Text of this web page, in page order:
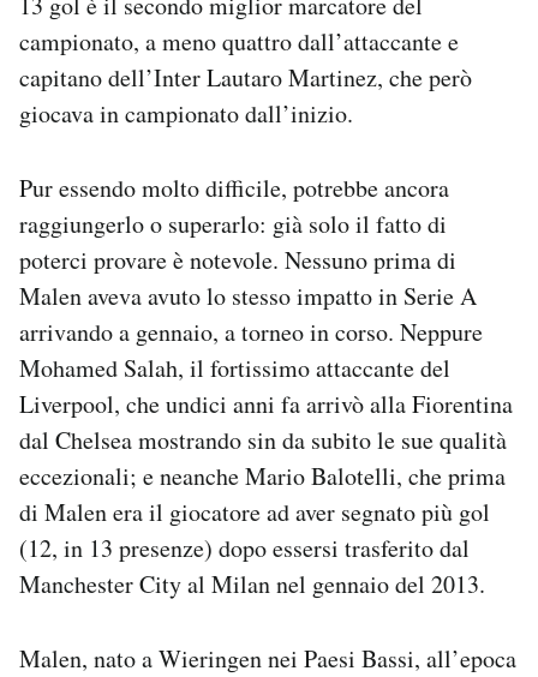
campionato, a meno quattro dall’attaccante e
capitano dell’Inter Lautaro Martinez, che però
giocava in campionato dall’inizio.
Pur essendo molto difficile, potrebbe ancora
raggiungerlo o superarlo: già solo il fatto di
poterci provare è notevole. Nessuno prima di
Malen aveva avuto lo stesso impatto in Serie A
arrivando a gennaio, a torneo in corso. Neppure
Mohamed Salah, il fortissimo attaccante del
Liverpool, che undici anni fa arrivò alla Fiorentina
dal Chelsea mostrando sin da subito le sue qualità
eccezionali; e neanche Mario Balotelli, che prima
di Malen era il giocatore ad aver segnato più gol
(12, in 13 presenze) dopo essersi trasferito dal
Manchester City al Milan nel gennaio del 2013.
Malen, nato a Wieringen nei Paesi Bassi, all’epoca